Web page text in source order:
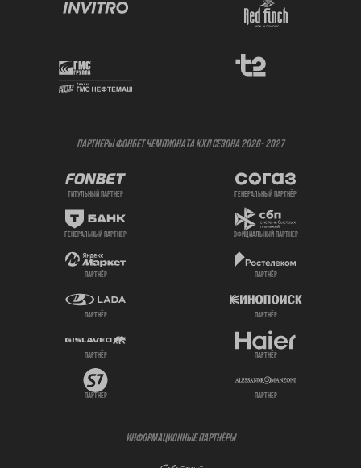
ПАРТНЕРЫ ФОНБЕТ ЧЕМПИОНАТА КХЛ СЕЗОНА 2026- 2027
титульный партнер генеральный партнёр
генеральный партнёр официальный партнёр
партнёр партнёр
партнёр партнёр
партнёр партнёр
партнёр партнёр
ИНФОРМАЦИОННЫЕ ПАРТНЁРЫ